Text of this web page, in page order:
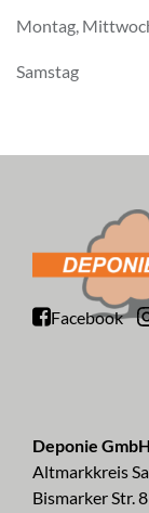
Montag,
Samstag
Facebook
Deponie GmbH
Altmarkkreis
Bismarker Str.